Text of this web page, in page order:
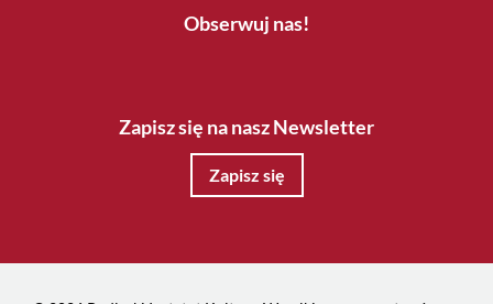
Obserwuj nas!
Zapisz się na nasz Newsletter
Zapisz się